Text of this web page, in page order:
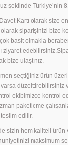
şeklinde Türkiye’nin
Kartı olarak size
siparişinizi bize
çok basit olmakla
ziyaret
bize ulaştınız.
seçtiğiniz ürün
varsa düzelttirebilirsiniz
ekibimizce kontrol
paketleme
edilir.
sizin hem kaliteli ürün
maksimum